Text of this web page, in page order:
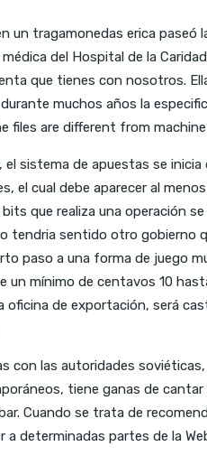
tragamonedas erica
del Hospital de la
que tienes con nosotros.
muchos años la
files are different from
de apuestas se
cual debe aparecer al
que realiza una operación
tendria sentido otro gobierno
paso a una forma de juego
mínimo de centavos 10
de exportación, será
las autoridades
tiene ganas de
Cuando se trata de
determinadas partes de la